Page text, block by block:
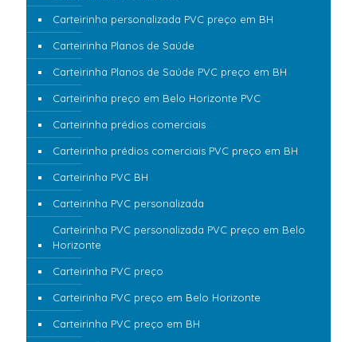
Carteirinha personalizada PVC preço em BH
Carteirinha Planos de Saúde
Carteirinha Planos de Saúde PVC preço em BH
Carteirinha preço em Belo Horizonte PVC
Carteirinha prédios comerciais
Carteirinha prédios comerciais PVC preço em BH
Carteirinha PVC BH
Carteirinha PVC personalizada
Carteirinha PVC personalizada PVC preço em Belo
Horizonte
Carteirinha PVC preço
Carteirinha PVC preço em Belo Horizonte
Carteirinha PVC preço em BH